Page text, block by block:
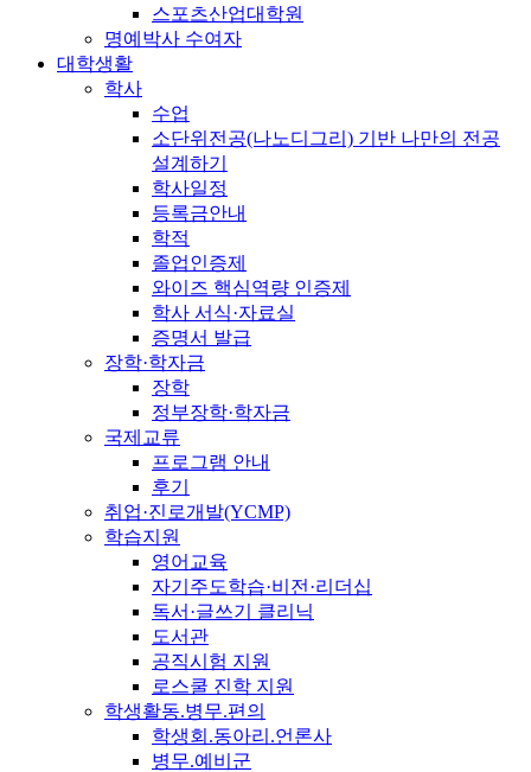
스포츠산업대학원
명예박사 수여자
대학생활
학사
수업
소단위전공(나노디그리) 기반 나만의 전공
설계하기
학사일정
등록금안내
학적
졸업인증제
와이즈 핵심역량 인증제
학사 서식·자료실
증명서 발급
장학·학자금
장학
정부장학·학자금
국제교류
프로그램 안내
후기
취업·진로개발(YCMP)
학습지원
영어교육
자기주도학습·비전·리더십
독서·글쓰기 클리닉
도서관
공직시험 지원
로스쿨 진학 지원
학생활동.병무.편의
학생회.동아리.언론사
병무.예비군